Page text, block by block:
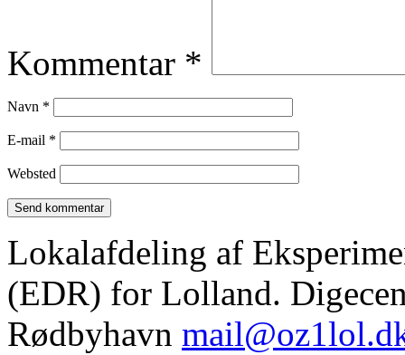
Kommentar *
Navn *
E-mail *
Websted
Lokalafdeling af
(EDR) for Lolland.
Rødbyhavn